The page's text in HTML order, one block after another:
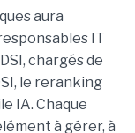
aura
IT
chargés de
le reranking
IA. Chaque
à gérer, à